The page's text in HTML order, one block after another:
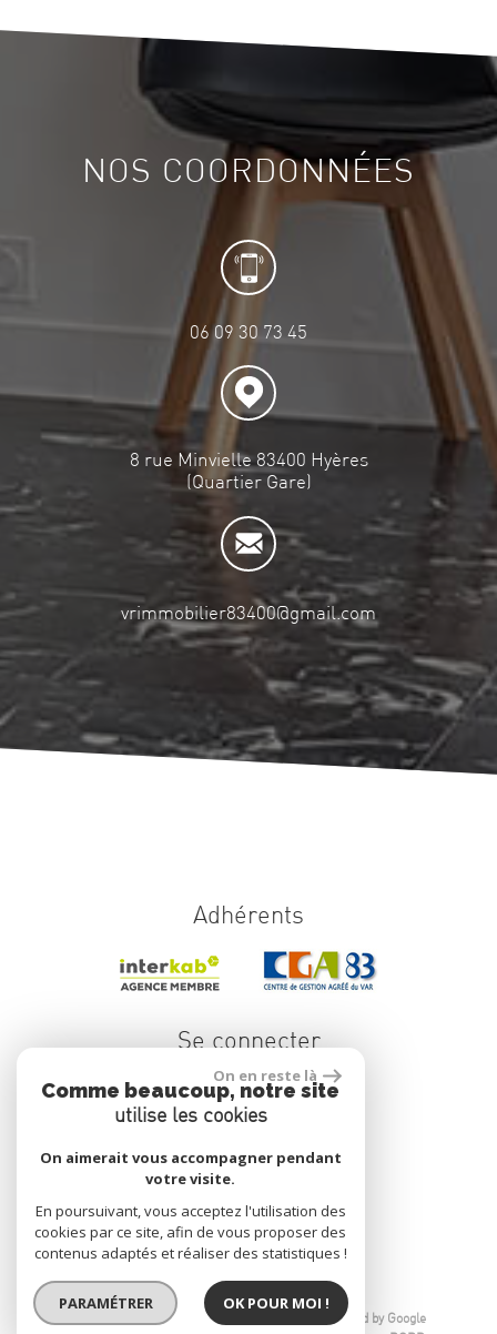
NOS COORDONNÉES
06 09 30 73 45
8 rue Minvielle 83400 Hyères
(Quartier Gare)
vrimmobilier83400@gmail.com
Adhérents
Se connecter
Espace propriétaire
réalisé par
© 2026 | Tous droits réservés | Traduction powered by Google
On en reste là
Comme beaucoup, notre site
utilise les cookies
On aimerait vous accompagner pendant
votre visite.
En poursuivant, vous acceptez l'utilisation des
cookies par ce site, afin de vous proposer des
contenus adaptés et réaliser des statistiques !
PARAMÉTRER OK POUR MOI !